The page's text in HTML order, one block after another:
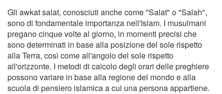
Gli awkat salat, conosciuti anche come "Salat" o "Salah",
sono di fondamentale importanza nell'Islam. I musulmani
pregano cinque volte al giorno, in momenti precisi che
sono determinati in base alla posizione del sole rispetto
alla Terra, così come all'angolo del sole rispetto
all'orizzonte. I metodi di calcolo degli orari delle preghiere
possono variare in base alla regione del mondo e alla
scuola di pensiero islamica a cui una persona appartiene.